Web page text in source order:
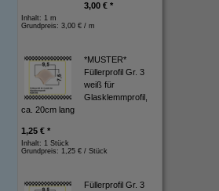
Gummi-Metall-Puffer,
NK, 30x30 mm, DxH
2,15 € *
Grundpreis:2,15 € / Stück
3,00 € *
Inhalt: 1 m
Grundpreis: 3,00 € / m
*MUSTER*
Füllerprofil Gr. 3
weiß für
Glasklemmprofil,
ca. 20cm lang
1,25 € *
Inhalt: 1 Stück
Grundpreis: 1,25 € / Stück
Füllerprofil Gr. 3